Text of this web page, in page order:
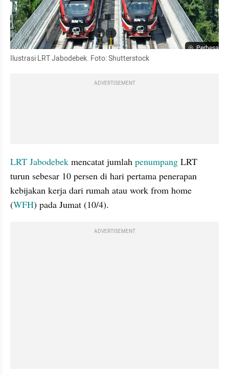
Perbesar
Ilustrasi LRT Jabodebek. Foto: Shutterstock
ADVERTISEMENT
LRT Jabodebek mencatat jumlah penumpang LRT
turun sebesar 10 persen di hari pertama penerapan
kebijakan kerja dari rumah atau work from home
(WFH) pada Jumat (10/4).
ADVERTISEMENT